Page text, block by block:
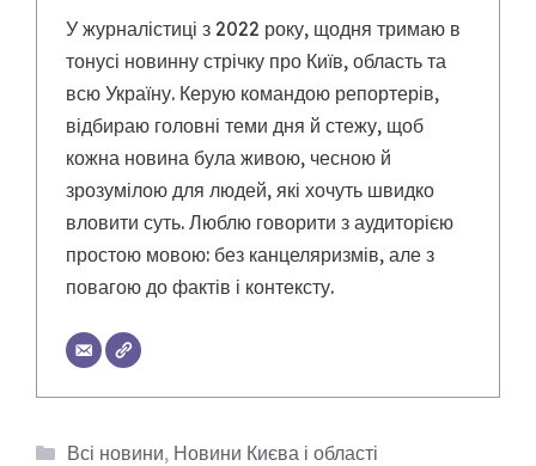
У журналістиці з 2022 року, щодня тримаю в
тонусі новинну стрічку про Київ, область та
всю Україну. Керую командою репортерів,
відбираю головні теми дня й стежу, щоб
кожна новина була живою, чесною й
зрозумілою для людей, які хочуть швидко
вловити суть. Люблю говорити з аудиторією
простою мовою: без канцеляризмів, але з
повагою до фактів і контексту.
Категорії
Всі новини, Новини Києва і області